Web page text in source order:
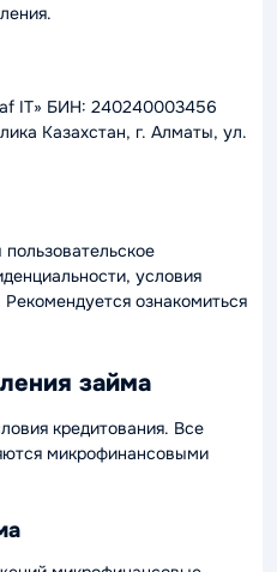
IT» БИН: 240240003456
Казахстан, г. Алматы, ул.
условия
ознакомиться
займа
кредитования. Все
микрофинансовыми